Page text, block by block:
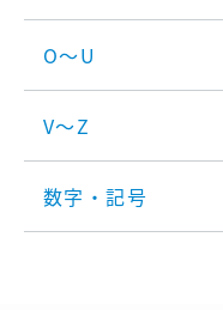
O～U
V～Z
数字・記号